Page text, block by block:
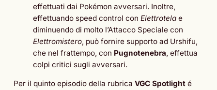
effettuati dai Pokémon avversari. Inoltre,
effettuando speed control con Elettrotela e
diminuendo di molto l’Attacco Speciale con
Elettromistero, può fornire supporto ad Urshifu,
che nel frattempo, con Pugnotenebra, effettua
colpi critici sugli avversari.
Per il quinto episodio della rubrica VGC Spotlight é